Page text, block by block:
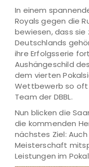
In einem
Royals gegen die
bewiesen, dass
Deutschlands
ihre Erfolgsserie
Aushängeschild
dem vierten
Wettbewerb so oft
Team der DBBL.
Nun blicken die
die kommenden
nächstes Ziel:
Meisterschaft
Leistungen im